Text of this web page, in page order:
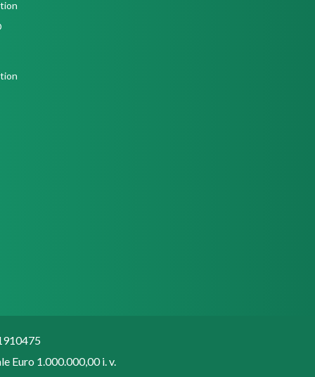
Euro 1.000.000,00 i. v.